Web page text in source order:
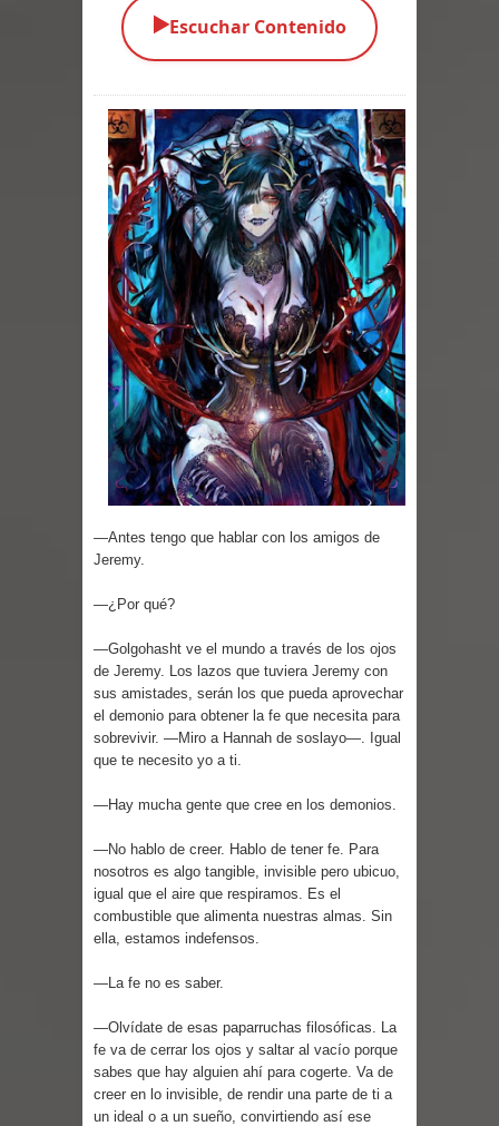
los Vivos
Parte 01: Escondido a Plena Luz
Parte 02: El Enemigo de mi Enemigo
Parte 06: Coletazos
Parte 05: Los Horrores del Infierno
Parte 04: Oídos Sordos
Parte 03: La Traición
Parte 02: Vuelve el Hijo Prodigo
Parte 03: Reflexiones
▶️Escuchar Contenido
—Antes tengo que hablar con los amigos de
Jeremy.
—¿Por qué?
—Golgohasht ve el mundo a través de los ojos
de Jeremy. Los lazos que tuviera Jeremy con
sus amistades, serán los que pueda aprovechar
el demonio para obtener la fe que necesita para
sobrevivir. —Miro a Hannah de soslayo—. Igual
que te necesito yo a ti.
—Hay mucha gente que cree en los demonios.
—No hablo de creer. Hablo de tener fe. Para
nosotros es algo tangible, invisible pero ubicuo,
igual que el aire que respiramos. Es el
combustible que alimenta nuestras almas. Sin
ella, estamos indefensos.
—La fe no es saber.
—Olvídate de esas paparruchas filosóficas. La
fe va de cerrar los ojos y saltar al vacío porque
sabes que hay alguien ahí para cogerte. Va de
creer en lo invisible, de rendir una parte de ti a
un ideal o a un sueño, convirtiendo así ese